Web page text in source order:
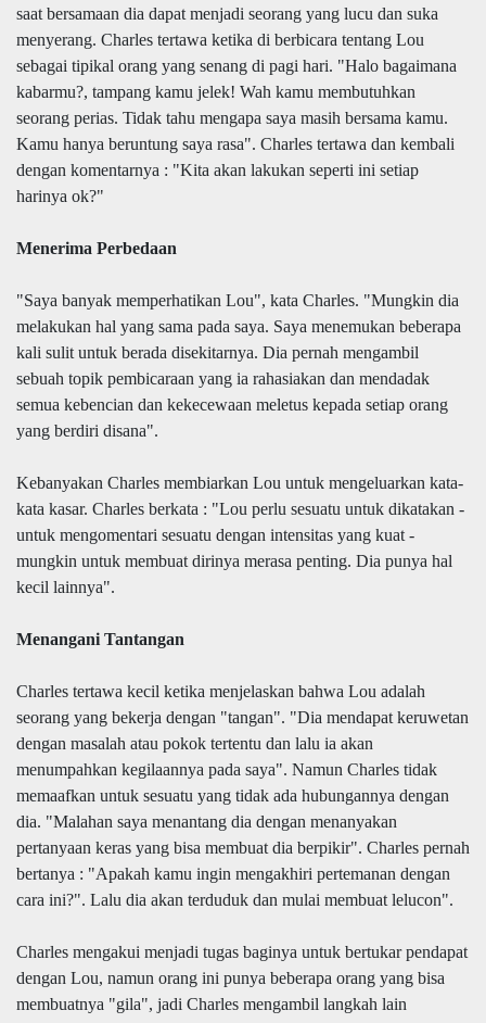
saat bersamaan dia dapat menjadi seorang yang lucu dan suka
menyerang. Charles tertawa ketika di berbicara tentang Lou
sebagai tipikal orang yang senang di pagi hari. "Halo bagaimana
kabarmu?, tampang kamu jelek! Wah kamu membutuhkan
seorang perias. Tidak tahu mengapa saya masih bersama kamu.
Kamu hanya beruntung saya rasa". Charles tertawa dan kembali
dengan komentarnya : "Kita akan lakukan seperti ini setiap
harinya ok?"
Menerima Perbedaan
"Saya banyak memperhatikan Lou", kata Charles. "Mungkin dia
melakukan hal yang sama pada saya. Saya menemukan beberapa
kali sulit untuk berada disekitarnya. Dia pernah mengambil
sebuah topik pembicaraan yang ia rahasiakan dan mendadak
semua kebencian dan kekecewaan meletus kepada setiap orang
yang berdiri disana".
Kebanyakan Charles membiarkan Lou untuk mengeluarkan kata-
kata kasar. Charles berkata : "Lou perlu sesuatu untuk dikatakan -
untuk mengomentari sesuatu dengan intensitas yang kuat -
mungkin untuk membuat dirinya merasa penting. Dia punya hal
kecil lainnya".
Menangani Tantangan
Charles tertawa kecil ketika menjelaskan bahwa Lou adalah
seorang yang bekerja dengan "tangan". "Dia mendapat keruwetan
dengan masalah atau pokok tertentu dan lalu ia akan
menumpahkan kegilaannya pada saya". Namun Charles tidak
memaafkan untuk sesuatu yang tidak ada hubungannya dengan
dia. "Malahan saya menantang dia dengan menanyakan
pertanyaan keras yang bisa membuat dia berpikir". Charles pernah
bertanya : "Apakah kamu ingin mengakhiri pertemanan dengan
cara ini?". Lalu dia akan terduduk dan mulai membuat lelucon".
Charles mengakui menjadi tugas baginya untuk bertukar pendapat
dengan Lou, namun orang ini punya beberapa orang yang bisa
membuatnya "gila", jadi Charles mengambil langkah lain